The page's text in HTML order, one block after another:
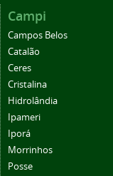
Campi
Campos Belos
Catalão
Ceres
Cristalina
Hidrolândia
Ipameri
Iporá
Morrinhos
Posse